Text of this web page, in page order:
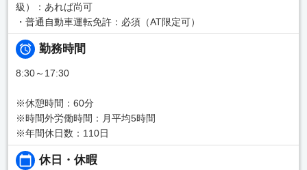
級）：あれば尚可
・普通自動車運転免許：必須（AT限定可）
勤務時間
8:30～17:30
※休憩時間：60分
※時間外労働時間：月平均5時間
※年間休日数：110日
休日・休暇